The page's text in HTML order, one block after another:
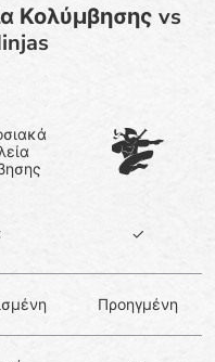
Κολύμβησης vs
✓
Προηγμένη